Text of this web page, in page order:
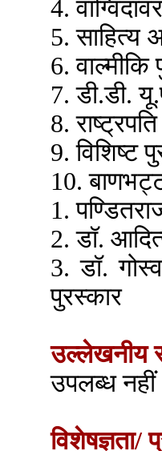
4.
5. साहित्य
6. वाल्मीकि
7. डी.डी.
8.
9. विशिष्ट
10.
1.
2. डॉ.
3. डॉ.
पुरस्कार
उल्लेखनीय
उपलब्ध नहीं
विशेषज्ञता/